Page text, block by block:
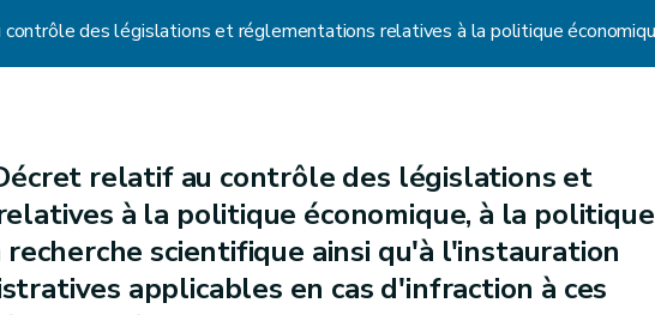
relatif au contrôle des législations et
à la politique économique, à la politique
scientifique ainsi qu'à l'instauration
applicables en cas d'infraction à ces